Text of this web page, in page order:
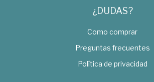
¿DUDAS?
Como comprar
Preguntas frecuentes
Política de privacidad